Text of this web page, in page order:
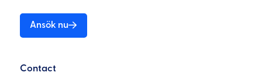
Ansök nu
Contact